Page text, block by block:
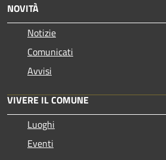
NOVITÀ
Notizie
Comunicati
Avvisi
VIVERE IL COMUNE
Luoghi
Eventi